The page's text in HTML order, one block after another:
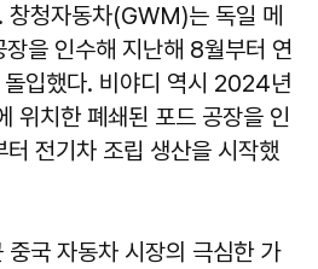
창청자동차(GWM)는 독일 메
을 인수해 지난해 8월부터 연
입했다. 비야디 역시 2024년
위치한 폐쇄된 포드 공장을 인
전기차 조립 생산을 시작했
중국 자동차 시장의 극심한 가